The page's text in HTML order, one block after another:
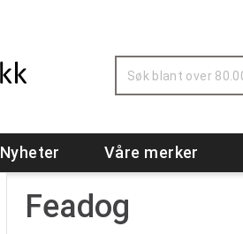
Nyheter Våre merker
Feadog